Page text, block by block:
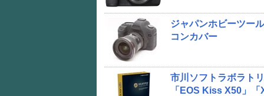
ジャパンホビーツー
コンカバー
市川ソフトラボラト
「EOS Kiss X50」